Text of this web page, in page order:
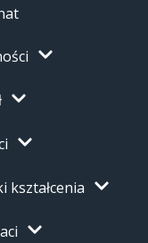
kształcenia